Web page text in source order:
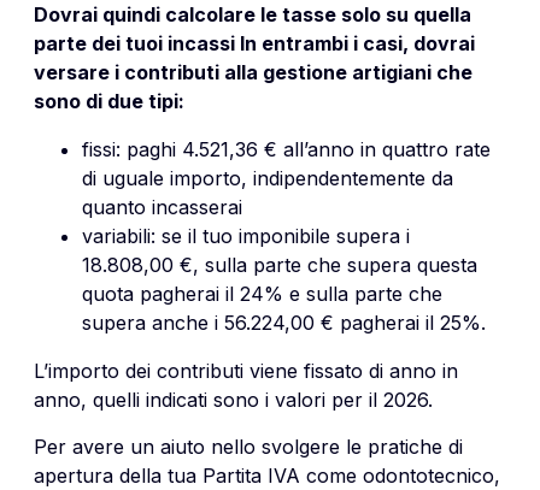
Dovrai quindi calcolare le tasse solo su quella
parte dei tuoi incassi In entrambi i casi, dovrai
versare i contributi alla gestione artigiani che
sono di due tipi:
fissi: paghi 4.521,36 € all’anno in quattro rate
di uguale importo, indipendentemente da
quanto incasserai
variabili: se il tuo imponibile supera i
18.808,00 €, sulla parte che supera questa
quota pagherai il 24% e sulla parte che
supera anche i 56.224,00 € pagherai il 25%.
L’importo dei contributi viene fissato di anno in
anno, quelli indicati sono i valori per il 2026.
Per avere un aiuto nello svolgere le pratiche di
apertura della tua Partita IVA come odontotecnico,